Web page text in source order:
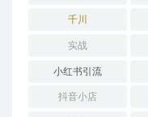
千川
实战
小红书引流
抖音小店